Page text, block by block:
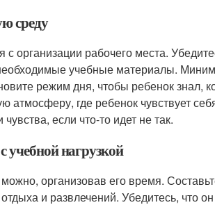
среду
организации рабочего места.
учебные материалы.
режим дня, чтобы ребенок знал,
атмосферу, где ребенок чувствует
если что-то идет не так.
учебной нагрузкой
организовав его время.
и развлечений. Убедитесь, что